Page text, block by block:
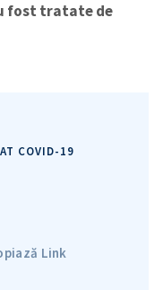
fost tratate de
COVID-19
Link